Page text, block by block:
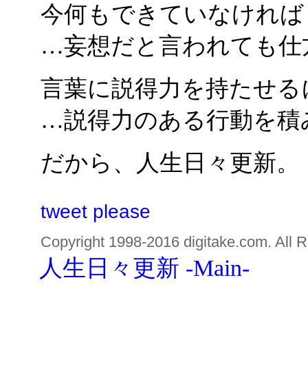
今何もできていなければ
…妄想だと言われても仕
言葉に説得力を持たせる
…説得力のある行動を積
だから、人生日々更新。
tweet please
Copyright 1998-2016 digitake.com. All
人生日々更新 -Main-